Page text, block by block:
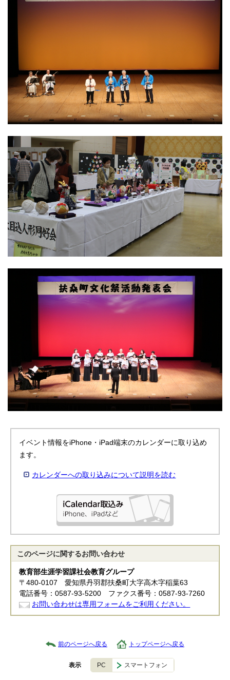
イベント情報をiPhone・iPad端末のカレンダーに取り込め
ます。
カレンダーへの取り込みについて説明を読む
このページに関するお問い合わせ
教育部生涯学習課社会教育グループ
〒480-0107 愛知県丹羽郡扶桑町大字高木字稲葉63
電話番号：0587-93-5200 ファクス番号：0587-93-7260
お問い合わせは専用フォームをご利用ください。
前のページへ戻る トップページへ戻る
表示 PC スマートフォン